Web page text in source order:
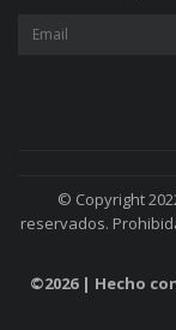
© Copyright
reservados.
©2026 | Hecho